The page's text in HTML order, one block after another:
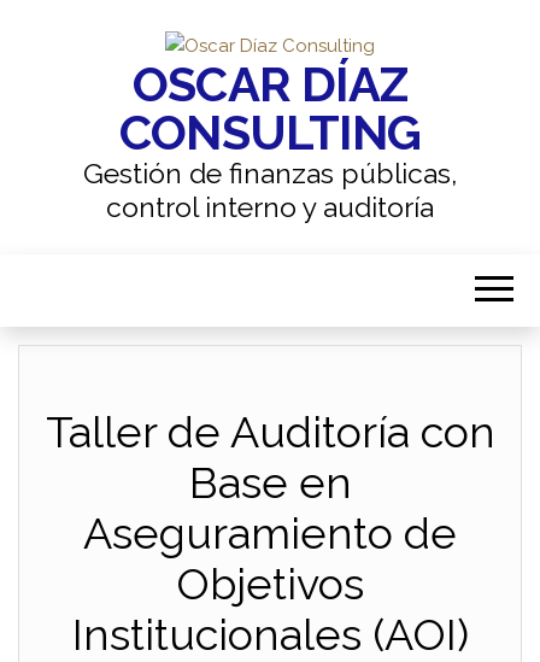
OSCAR DÍAZ
CONSULTING
Gestión de finanzas públicas,
control interno y auditoría
Taller de Auditoría con
Base en
Aseguramiento de
Objetivos
Institucionales (AOI)